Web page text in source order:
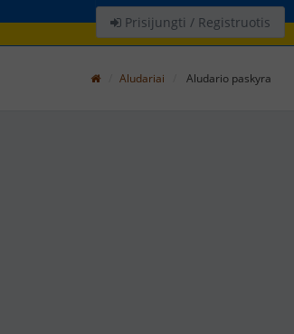
Prisijungti / Registruotis
Aludariai Aludario paskyra